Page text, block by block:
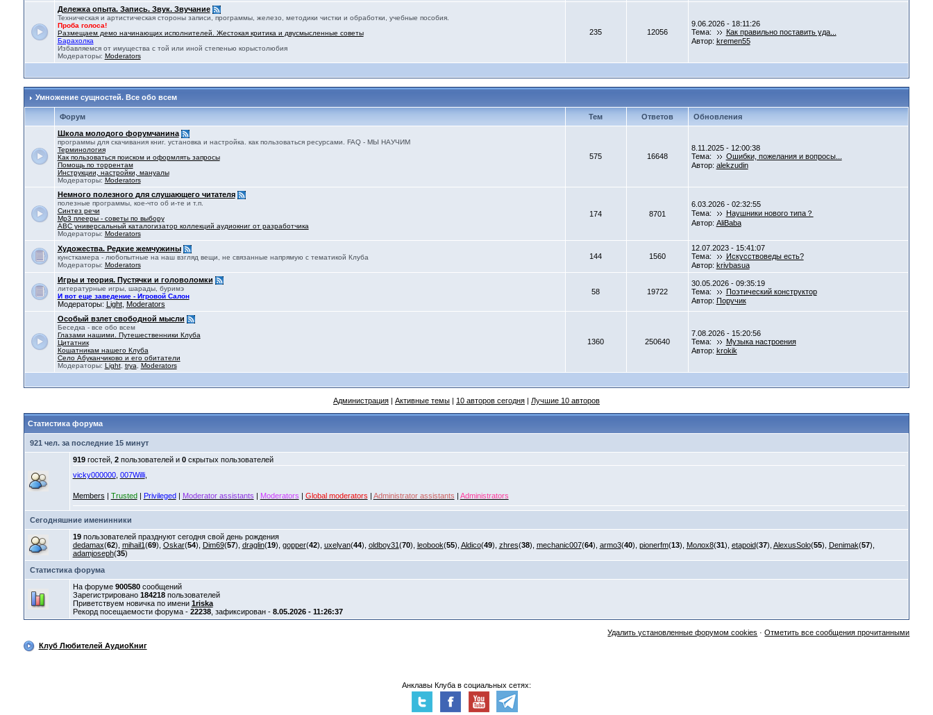
Дележка опыта. Запись. Звук. Звучание
Техническая и артистическая стороны записи, программы, железо, методики чистки и обработки, учебные пособия.
Проба голоса!
Размещаем демо начинающих исполнителей. Жестокая критика и двусмысленные советы
Барахолка
Избавляемся от имущества с той или иной степенью корыстолюбия
Модераторы: Moderators
235 12056
9.06.2026 - 18:11:26
Тема:
Как правильно поставить уда...
Автор: kremen55
Умножение сущностей. Все обо всем
Форум Тем Ответов
Обновления
Школа молодого форумчанина
программы для скачивания книг. установка и настройка. как пользоваться ресурсами. FAQ - МЫ НАУЧИМ
Терминология
Как пользоваться поиском и оформлять запросы
Помощь по торрентам
Инструкции, настройки, мануалы
Модераторы: Moderators
575 16648
8.11.2025 - 12:00:38
Тема:
Ошибки, пожелания и вопросы...
Автор: alekzudin
Немного полезного для слушающего читателя
полезные программы, кое-что об и-те и т.п.
Синтез речи
Mp3 плееры - советы по выбору
ABC универсальный каталогизатор коллекций аудиокниг от разработчика
Модераторы: Moderators
174 8701
6.03.2026 - 02:32:55
Тема:
Наушники нового типа？
Автор: AliBaba
Художества. Редкие жемчужины
кунсткамера - любопытные на наш взгляд вещи, не связанные напрямую с тематикой Клуба
Модераторы: Moderators
144 1560
12.07.2023 - 15:41:07
Тема:
Искусствоведы есть?
Автор: krivbasua
Игры и теория. Пустячки и головоломки
литературные игры, шарады, буримэ
И вот еще заведение - Игровой Салон
Модераторы: Light, Moderators
58 19722
30.05.2026 - 09:35:19
Тема:
Поэтический конструктор
Автор: Поручик
Особый взлет свободной мысли
Беседка - все обо всем
Глазами нашими. Путешественники Клуба
Цитатник
Кошатникам нашего Клуба
Село Абуканчиково и его обитатели
Модераторы: Light, trya Moderators
1360 250640
7.08.2026 - 15:20:56
Тема:
Музыка настроения
Автор: krokik
Администрация| Активные темы| 10 авторов сегодня| Лучшие 10 авторов
Статистика форума
921 чел. за последние 15 минут
919гостей, 2пользователей и 0скрытых пользователей
vicky000000, 007Willi,
Members | Trusted| Privileged| Moderator assistants | Moderators | Global moderators | Administrator assistants | Administrators
Сегодняшние именинники
19пользователей празднуют сегодня свой день рождения
dedamax(62), mihail1(69), Oskar(54), Dim69(57), draglin(19), gopper(42), uxelyan(44), oldboy31(70), leobook(55), Aldico(49), zhres(38), mechanic007(64), armo3(40), pionerfm(13), Молох8(31), etapoid(37), AlexusSolo(55), Denimak(57),
adamjoseph(35)
Статистика форума
На форуме 900580сообщений
Зарегистрировано 184218пользователей
Приветствуем новичка по имени 1riska
Рекорд посещаемости форума - 22238, зафиксирован - 8.05.2026 - 11:26:37
Удалить установленные форумом cookies ·Отметить все сообщения прочитанными
Клуб Любителей АудиоКниг
Анклавы Клуба в социальных сетях: